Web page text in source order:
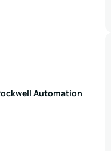
Automation